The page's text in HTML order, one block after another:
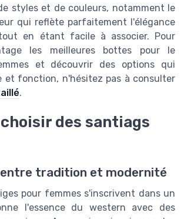
styles et de couleurs, notamment le
qui reflète parfaitement l'élégance
en étant facile à associer. Pour
les meilleures bottes pour le
et découvrir des options qui
et fonction, n'hésitez pas à consulter
.
des santiags
entre tradition et modernité
pour femmes s'inscrivent dans un
l'essence du western avec des